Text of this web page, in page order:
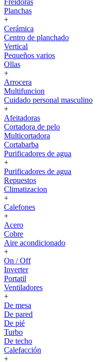
Freidoras
Planchas
+
Cerámica
Centro de planchado
Vertical
Pequeños varios
Ollas
+
Arrocera
Multifuncion
Cuidado personal masculino
+
Afeitadoras
Cortadora de pelo
Multicortadora
Cortabarba
Purificadores de agua
+
Purificadores de agua
Repuestos
Climatizacion
+
Calefones
+
Acero
Cobre
Aire acondicionado
+
On / Off
Inverter
Portatil
Ventiladores
+
De mesa
De pared
De pié
Turbo
De techo
Calefacción
+